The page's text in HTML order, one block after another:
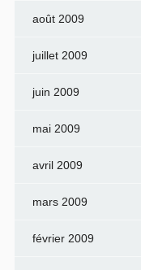
août 2009
juillet 2009
juin 2009
mai 2009
avril 2009
mars 2009
février 2009